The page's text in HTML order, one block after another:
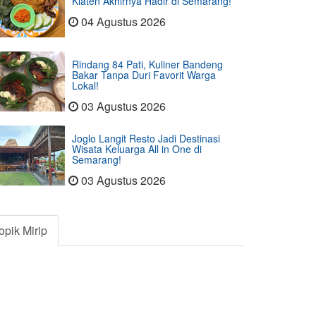
04 Agustus 2026
Rindang 84 Pati, Kuliner Bandeng
Bakar Tanpa Duri Favorit Warga
Lokal!
03 Agustus 2026
Joglo Langit Resto Jadi Destinasi
Wisata Keluarga All in One di
Semarang!
03 Agustus 2026
Mirip